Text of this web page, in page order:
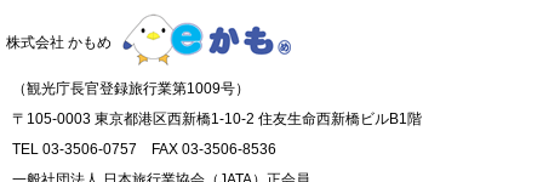
株式会社 かもめ
（観光庁長官登録旅行業第1009号）
〒105-0003 東京都港区西新橋1-10-2 住友生命西新橋ビルB1階
TEL 03-3506-0757 FAX 03-3506-8536